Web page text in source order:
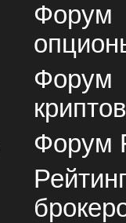
Форум
Форум
Форум